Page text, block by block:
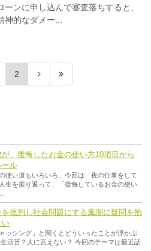
ーンに申し込んで審査落ちすると、
神的なダメー...
2
、後悔したお金の使い方10項目から
ール
使い道もいろいろ。今回は、夜の仕事をして
生を振り返って、「後悔しているお金の使い
批判し社会問題にする風潮に疑問を抱
い
ッシング」と聞くとどういったことが浮かぶ
活苦？人に言えない？ 今回のテーマは最近話